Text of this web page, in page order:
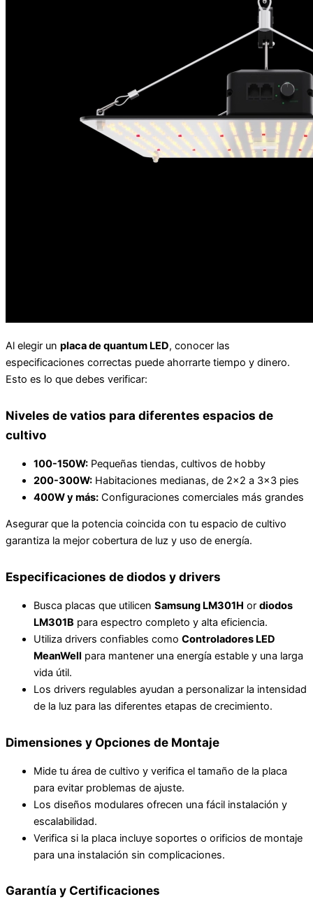
Al elegir un placa de quantum LED, conocer las
especificaciones correctas puede ahorrarte tiempo y dinero.
Esto es lo que debes verificar:
Niveles de vatios para diferentes espacios de
cultivo
100-150W: Pequeñas tiendas, cultivos de hobby
200-300W: Habitaciones medianas, de 2×2 a 3×3 pies
400W y más: Configuraciones comerciales más grandes
Asegurar que la potencia coincida con tu espacio de cultivo
garantiza la mejor cobertura de luz y uso de energía.
Especificaciones de diodos y drivers
Busca placas que utilicen Samsung LM301H or diodos
LM301B para espectro completo y alta eficiencia.
Utiliza drivers confiables como Controladores LED
MeanWell para mantener una energía estable y una larga
vida útil.
Los drivers regulables ayudan a personalizar la intensidad
de la luz para las diferentes etapas de crecimiento.
Dimensiones y Opciones de Montaje
Mide tu área de cultivo y verifica el tamaño de la placa
para evitar problemas de ajuste.
Los diseños modulares ofrecen una fácil instalación y
escalabilidad.
Verifica si la placa incluye soportes o orificios de montaje
para una instalación sin complicaciones.
Garantía y Certificaciones